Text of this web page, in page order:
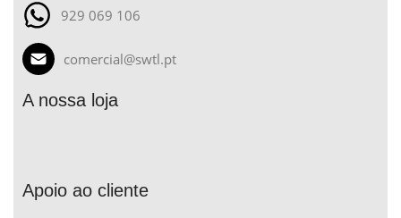
929 069 106
comercial@swtl.pt
A nossa loja
Apoio ao cliente